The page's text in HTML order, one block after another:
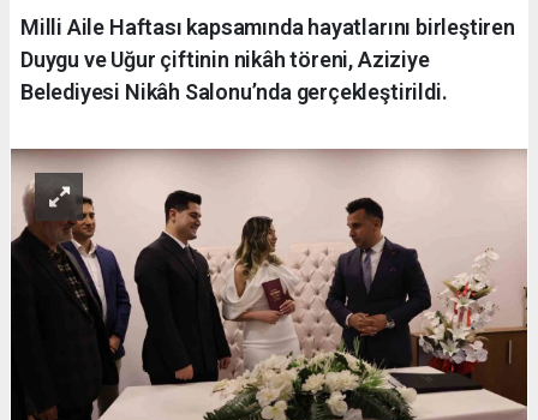
Bonus
Veren
Siteler
Milli Aile Haftası kapsamında hayatlarını birleştiren
Duygu ve Uğur çiftinin nikâh töreni, Aziziye
Belediyesi Nikâh Salonu’nda gerçekleştirildi.